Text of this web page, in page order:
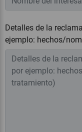
Detalles de la
ejemplo: hechos/